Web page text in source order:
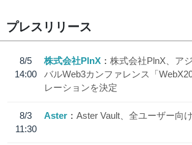
プレスリリース
8/5
14:00
株式会社PlnX
株式会社PlnX、ア
バルWeb3カンファレンス「
レーションを決定
8/3
11:30
Aster Aster Vault、全ユーザー向